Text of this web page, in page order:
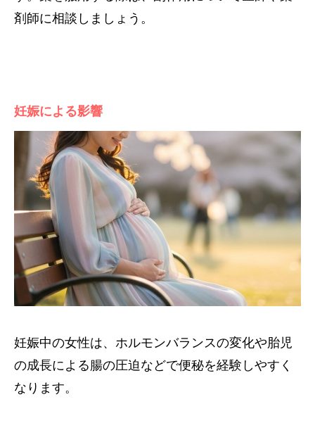
剤師に相談しましょう。
妊娠による影響
妊娠中の女性は、ホルモンバランスの変化や胎児
の成長による腸の圧迫などで便秘を経験しやすく
なります。